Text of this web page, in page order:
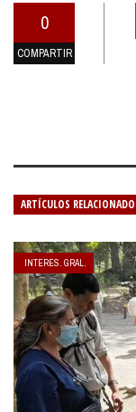
0
COMPARTIR
ARTÍCULOS
INTERES. GRAL.